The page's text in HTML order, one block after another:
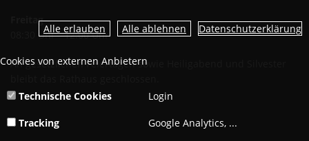
Freitag
08:30 Uhr - 12:00 Uhr
An gesetzlichen Feiertagen sowie Heiligabend und Silvester
Datenschutzerklärung
Cookies von externen Anbietern
Technische Cookies Login
Tracking Google Analytics, ...